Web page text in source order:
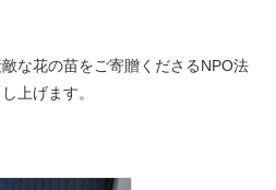
な花の苗をご寄贈くださるNPO法
上げます。